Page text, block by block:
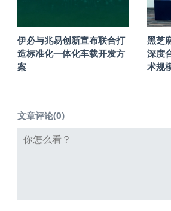
伊必与兆易创新宣布联合打
造标准化一体化车载开发方
案
黑芝
深度
术规
文章评论(0)